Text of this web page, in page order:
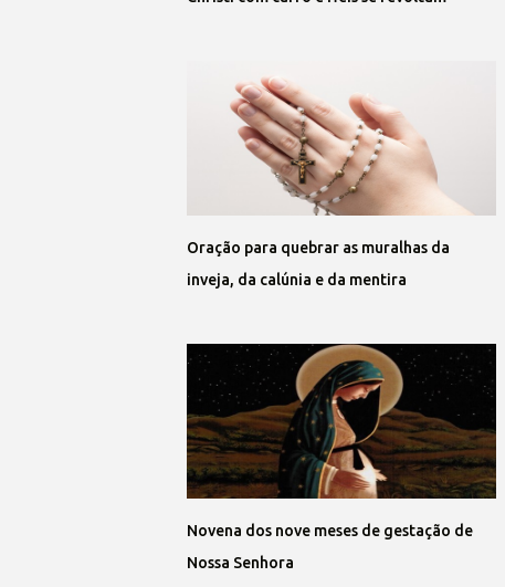
Oração para quebrar as muralhas da
inveja, da calúnia e da mentira
Novena dos nove meses de gestação de
Nossa Senhora